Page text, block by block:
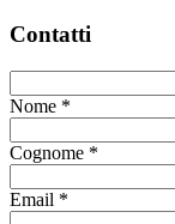
Contatti
Nome *
Cognome *
Email *